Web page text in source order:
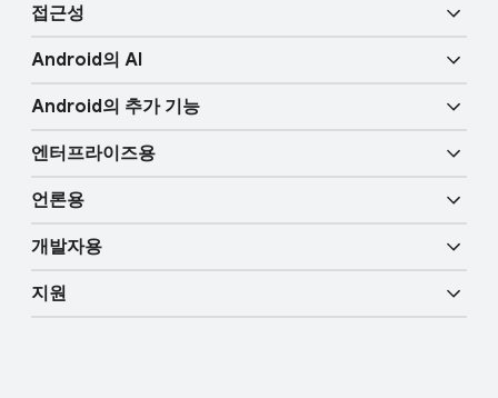
o
d
l
신체적 안전
접근성
휴대성 기능
Android의 AI
더 많은 AI 기능
Android의 추가 기능
Google 모바일 서비스(GMS)
엔터프라이즈용
언론용
개발자용
지원